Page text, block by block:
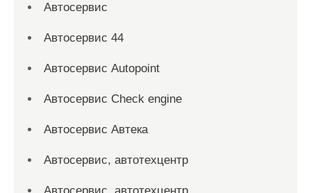
Автосервис
Автосервис 44
Автосервис Autopoint
Автосервис Check engine
Автосервис Автека
Автосервис, автотехцентр